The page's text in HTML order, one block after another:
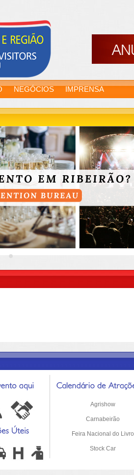
NEGÓCIOS IMPRENSA
Agrishow
Carnabeirão
Feira Nacional do Livro
Stock Car